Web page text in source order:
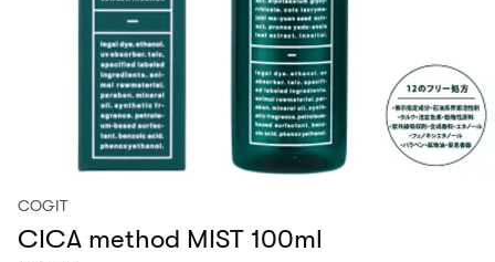
COGIT
CICA method MIST 100ml